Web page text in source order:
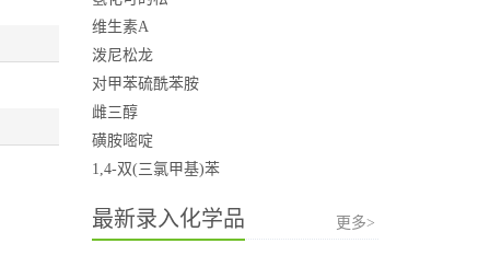
维生素A
泼尼松龙
对甲苯硫酰苯胺
雌三醇
磺胺嘧啶
1,4-双(三氯甲基)苯
最新录入化学品 更多>